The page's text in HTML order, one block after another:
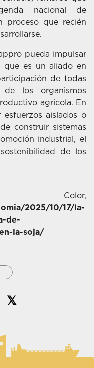
nacional de
proceso que recién
pueda impulsar
que es un aliado en
de todas
los organismos
agrícola. En
aislados o
construir sistemas
industrial, el
de los
Color,
2025/10/17/la-
de-
la-soja/